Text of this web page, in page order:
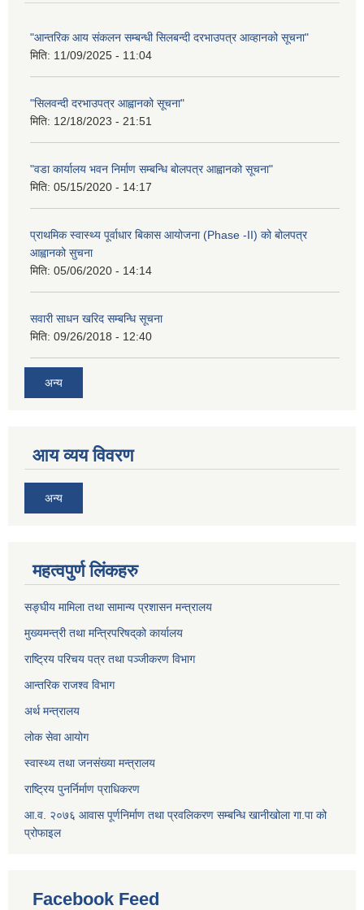
"आन्तरिक आय संकलन सम्बन्धी सिलबन्दी दरभाउपत्र आव्हानको सूचना"
मिति: 11/09/2025 - 11:04
"सिलवन्दी दरभाउपत्र आह्वानको सूचना"
मिति: 12/18/2023 - 21:51
"वडा कार्यालय भवन निर्माण सम्बन्धि बोलपत्र आह्वानको सूचना"
मिति: 05/15/2020 - 14:17
प्राथमिक स्वास्थ्य पूर्वाधार बिकास आयोजना (Phase -II) को बोलपत्र
आह्वानको सुचना
मिति: 05/06/2020 - 14:14
सवारी साधन खरिद सम्बन्धि सूचना
मिति: 09/26/2018 - 12:40
अन्य
आय व्यय विवरण
अन्य
महत्वपुर्ण लिंकहरु
सङ्घीय मामिला तथा सामान्य प्रशासन मन्त्रालय
मुख्यमन्त्री तथा मन्त्रिपरिषद्‌को कार्यालय
राष्ट्रिय परिचय पत्र तथा पञ्जीकरण विभाग
आन्तरिक राजश्व विभाग
अर्थ मन्त्रालय
लोक सेवा आयोग
स्वास्थ्य तथा जनसंख्या मन्त्रालय
राष्ट्रिय पुनर्निर्माण प्राधिकरण
आ.व. २०७६ आवास पूर्णनिर्माण तथा प्रवलिकरण सम्बन्धि खानीखोला गा.पा को
प्रोफाइल
Facebook Feed